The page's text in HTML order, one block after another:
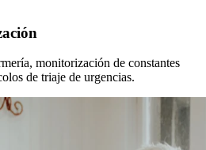
monitorización de constantes
de triaje de urgencias.